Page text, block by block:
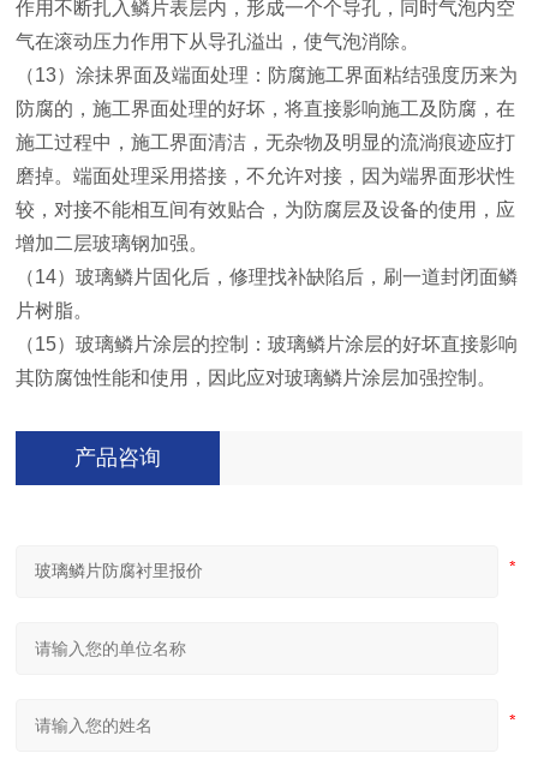
作用不断扎入鳞片表层内，形成一个个导孔，同时气泡内空
气在滚动压力作用下从导孔溢出，使气泡消除。
（13）涂抺界面及端面处理：防腐施工界面粘结强度历来为
防腐的，施工界面处理的好坏，将直接影响施工及防腐，在
施工过程中，施工界面清洁，无杂物及明显的流淌痕迹应打
磨掉。端面处理采用搭接，不允许对接，因为端界面形状性
较，对接不能相互间有效贴合，为防腐层及设备的使用，应
增加二层玻璃钢加强。
（14）玻璃鳞片固化后，修理找补缺陷后，刷一道封闭面鳞
片树脂。
（15）玻璃鳞片涂层的控制：玻璃鳞片涂层的好坏直接影响
其防腐蚀性能和使用，因此应对玻璃鳞片涂层加强控制。
产品咨询